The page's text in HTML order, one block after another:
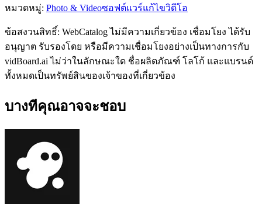
หมวดหมู่: Photo & Videoซอฟต์แวร์แก้ไขวิดีโอ
ข้อสงวนสิทธิ์: WebCatalog ไม่มีความเกี่ยวข้อง เชื่อมโยง ได้รับ
อนุญาต รับรองโดย หรือมีความเชื่อมโยงอย่างเป็นทางการกับ
vidBoard.ai ไม่ว่าในลักษณะใด ชื่อผลิตภัณฑ์ โลโก้ และแบรนด์
ทั้งหมดเป็นทรัพย์สินของเจ้าของที่เกี่ยวข้อง
บางทีคุณอาจจะชอบ